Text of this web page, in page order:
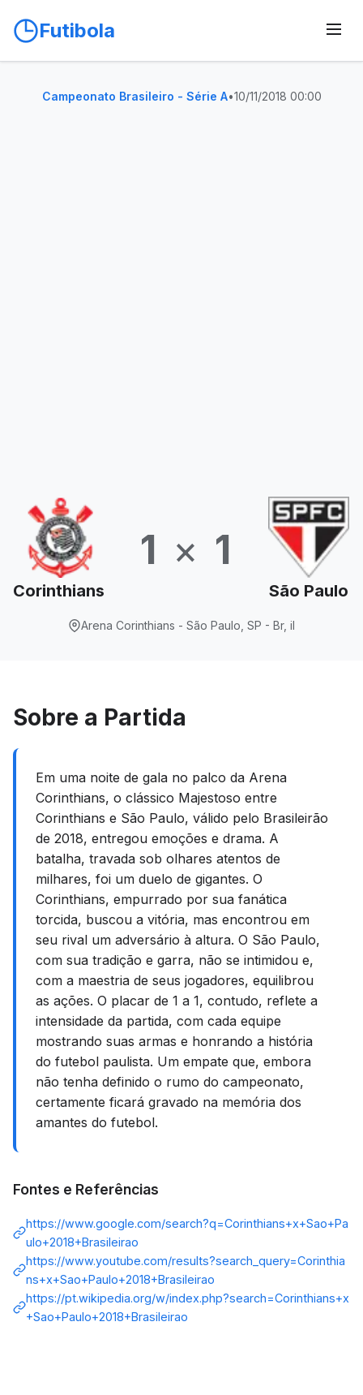
Futibola
Campeonato Brasileiro - Série A•10/11/2018 00:00
Corinthians
1 × 1
São Paulo
Arena Corinthians - São Paulo, SP - Br, il
Sobre a Partida
Em uma noite de gala no palco da Arena
Corinthians, o clássico Majestoso entre
Corinthians e São Paulo, válido pelo Brasileirão
de 2018, entregou emoções e drama. A
batalha, travada sob olhares atentos de
milhares, foi um duelo de gigantes. O
Corinthians, empurrado por sua fanática
torcida, buscou a vitória, mas encontrou em
seu rival um adversário à altura. O São Paulo,
com sua tradição e garra, não se intimidou e,
com a maestria de seus jogadores, equilibrou
as ações. O placar de 1 a 1, contudo, reflete a
intensidade da partida, com cada equipe
mostrando suas armas e honrando a história
do futebol paulista. Um empate que, embora
não tenha definido o rumo do campeonato,
certamente ficará gravado na memória dos
amantes do futebol.
Fontes e Referências
https://www.google.com/search?q=Corinthians+x+Sao+Pa
ulo+2018+Brasileirao
https://www.youtube.com/results?search_query=Corinthia
ns+x+Sao+Paulo+2018+Brasileirao
https://pt.wikipedia.org/w/index.php?search=Corinthians+x
+Sao+Paulo+2018+Brasileirao